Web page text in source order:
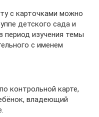
с карточками можно
детского сада и
период изучения темы
с именем
контрольной карте,
владеющий